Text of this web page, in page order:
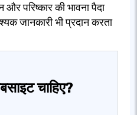
परिष्कार की भावना पैदा
जानकारी भी प्रदान करता
चाहिए?